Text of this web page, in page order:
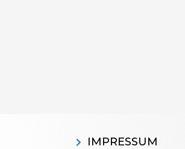
IMPRESSUM